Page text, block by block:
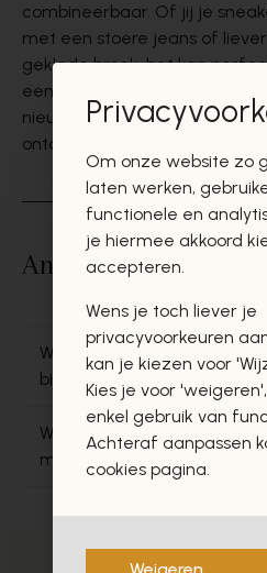
combineerbaar. Of jij je
met een stoere jeans of
geklede broek, het kan
een paar sneakers zit je altijd
nieuwste sneakercollecties
ontdekken in onze
Andere vragen
Welke merken van
bij Jean Delaere?
Wil jij de mooiste sneakers
moment?
Om onze website zo
laten werken,
functionele en
je hiermee akkoord
accepteren.
Wens je toch liever je
privacyvoorkeuren
kan je kiezen voor
Kies je voor
enkel gebruik van
Achteraf aanpassen
cookies pagina.